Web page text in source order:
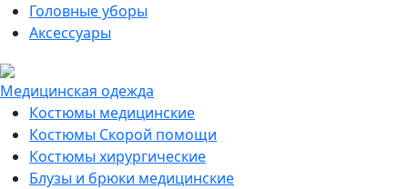
Головные уборы
Аксессуары
Медицинская одежда
Костюмы медицинские
Костюмы Скорой помощи
Костюмы хирургические
Блузы и брюки медицинские